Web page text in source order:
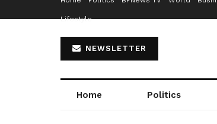
Lifestyle
NEWSLETTER
Home Politics